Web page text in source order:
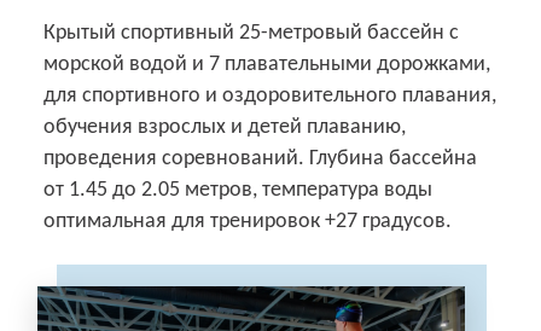
Крытый спортивный 25-метровый бассейн с
морской водой и 7 плавательными дорожками,
для спортивного и оздоровительного плавания,
обучения взрослых и детей плаванию,
проведения соревнований. Глубина бассейна
от 1.45 до 2.05 метров, температура воды
оптимальная для тренировок +27 градусов.